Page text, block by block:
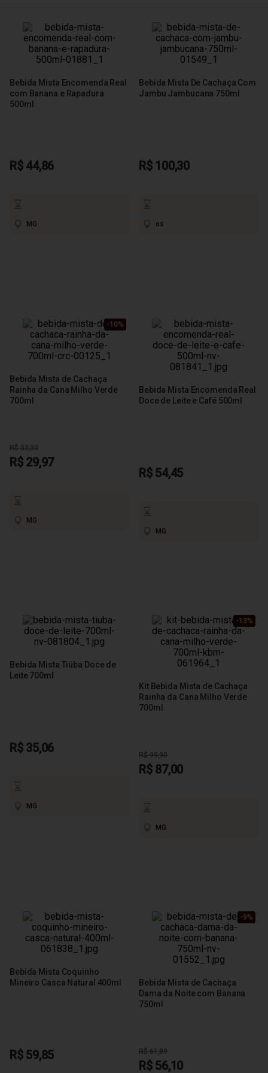
Bebida Mista Encomenda Real
com Banana e Rapadura
500ml
R$ 44,86
MG
Bebida Mista De Cachaça Com
Jambu Jambucana 750ml
R$ 100,30
os
-10%
-10%
-10%
Bebida Mista de Cachaça
Rainha da Cana Milho Verde
700ml
R$ 33,30
R$ 29,97
MG
Bebida Mista Encomenda Real
Doce de Leite e Café 500ml
R$ 54,45
MG
Bebida Mista Tiúba Doce de
Leite 700ml
R$ 35,06
MG
-13%
-13%
-13%
Kit Bebida Mista de Cachaça
Rainha da Cana Milho Verde
700ml
R$ 99,90
R$ 87,00
MG
Bebida Mista Coquinho
Mineiro Casca Natural 400ml
R$ 59,85
-9%
-9%
-9%
Bebida Mista de Cachaça
Dama da Noite com Banana
750ml
R$ 61,89
R$ 56,10